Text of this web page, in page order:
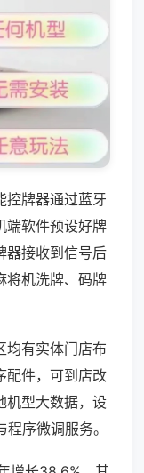
控牌器通过蓝牙
端软件预设好牌
器接收到信号后
将机洗牌、码牌
均有实体门店布
配件，可到店改
机型大数据，设
序微调服务。